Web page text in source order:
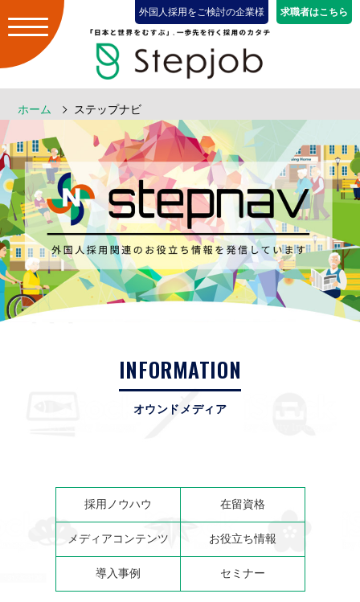
外国人採用をご検討の企業様 求職者はこちら
ホーム ステップナビ
INFORMATION
オウンドメディア
採用ノウハウ 在留資格
メディアコンテンツ お役立ち情報
導入事例 セミナー